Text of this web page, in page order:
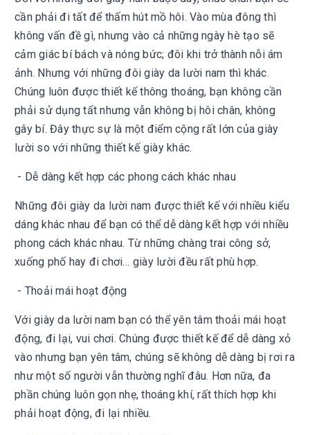
cần phải đi tất để thấm hút mồ hôi. Vào mùa đông thì
không vấn đề gì, nhưng vào cả những ngày hè tạo sẽ
cảm giác bí bách và nóng bức; đôi khi trở thành nỗi ám
ảnh. Nhưng với những đôi giày da lười nam thì khác.
Chúng luôn được thiết kế thông thoáng, bạn không cần
phải sử dụng tất nhưng vẫn không bị hôi chân, không
gây bí. Đây thực sự là một điểm cộng rất lớn của giày
lười so với những thiết kế giày khác.
- Dễ dàng kết hợp các phong cách khác nhau
Những đôi giày da lười nam được thiết kế với nhiều kiểu
dáng khác nhau để bạn có thể dễ dàng kết hợp với nhiều
phong cách khác nhau. Từ những chàng trai công sở,
xuống phố hay đi chơi… giày lười đều rất phù hợp.
- Thoải mái hoạt động
Với giày da lười nam bạn có thể yên tâm thoải mái hoạt
động, đi lại, vui chơi. Chúng được thiết kế để dễ dàng xỏ
vào nhưng bạn yên tâm, chúng sẽ không dễ dàng bị rơi ra
như một số người vẫn thường nghĩ đâu. Hơn nữa, đa
phần chúng luôn gọn nhẹ, thoáng khí, rất thích hợp khi
phải hoạt động, đi lại nhiều.